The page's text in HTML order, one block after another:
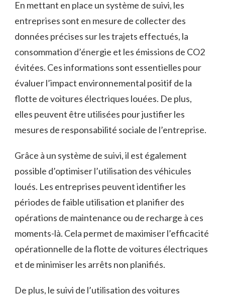
En mettant​ en place un système de suivi, les
entreprises sont ⁢en mesure‌ de collecter des
données précises sur​ les⁢ trajets effectués,⁣ la⁢
consommation d’énergie ​et les émissions de CO2
évitées. ⁤Ces informations sont essentielles pour
‍évaluer l’impact environnemental positif de ⁤la⁢
flotte ⁢de voitures⁤ électriques louées. De plus,
elles peuvent être utilisées pour ⁢justifier les
mesures de​ responsabilité sociale de l’entreprise.
Grâce à un système ⁣de suivi, il​ est également
possible d’optimiser l’utilisation des véhicules
loués.​ Les entreprises peuvent identifier les​
périodes de faible utilisation⁤ et planifier des
opérations de maintenance ou de recharge à ces
moments-là. Cela permet de maximiser l’efficacité‍
opérationnelle‍ de la ⁣flotte ‍de voitures électriques
et ​de minimiser ‌les arrêts non planifiés.
De plus, le ​suivi de ‍l’utilisation ‍des voitures